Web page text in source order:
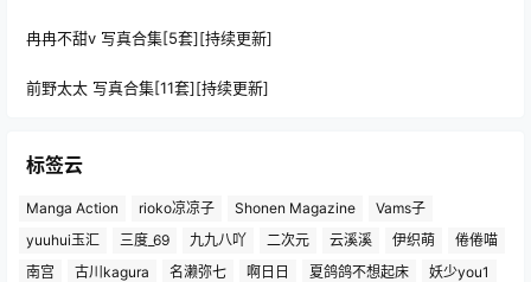
冉冉不甜v 写真合集[5套][持续更新]
前野太太 写真合集[11套][持续更新]
标签云
Manga Action rioko凉凉子 Shonen Magazine
Vams子
yuuhui玉汇
三度_69 九九八吖 二次元 云溪溪 伊织萌
倦倦喵
南宫
古川kagura 名濑弥七 啊日日 夏鸽鸽不想起床 妖少you1